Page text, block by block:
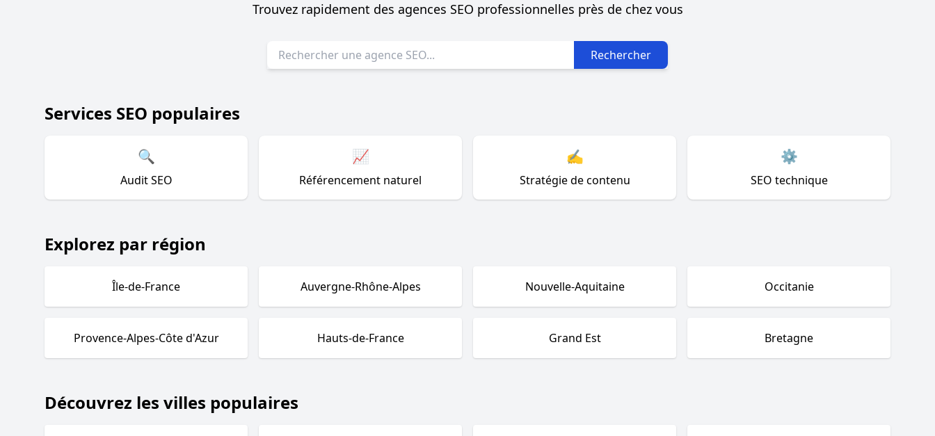
Trouvez rapidement des agences SEO professionnelles près de chez vous
Rechercher
Services SEO populaires
🔍
Audit SEO
📈
Référencement naturel
✍️
Stratégie de contenu
⚙️
SEO technique
Explorez par région
Île-de-France Auvergne-Rhône-Alpes Nouvelle-Aquitaine Occitanie
Provence-Alpes-Côte d'Azur Hauts-de-France Grand Est Bretagne
Découvrez les villes populaires